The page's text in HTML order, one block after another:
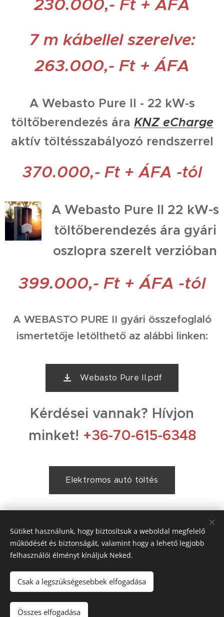
230.000,- Ft + ÁFA
7 m kábellel szerelve:
263.000,- Ft + ÁFA
A Webasto Pure II - 22 kW-s
töltőberendezés ára KNZ eCharge
aktív töltésszabályozó rendszerrel
370.000,- Ft + ÁFA -tól
A Webasto Pure II 22 kW-s
töltőberendezés ára gyári
oszlopra szerelt verzióban
399.000,- Ft + ÁFA -tól
A WEBASTO PURE II gyári összefoglaló
ismertetője letölthető az alábbi linken:
Webasto Pure II.pdf
Kérdései vannak? Hívjon
minket! +36-70-615-6348
Elektromos autó töltés
Töltés helyszínére szabott megoldások
KNZ Automotive divízió, Miskey Marketing Kft, 2146 Mogyoród,
Sütiket használunk, hogy biztosítsuk a weboldal megfelelő
működését és biztonságát, valamint hogy a lehető legjobb
felhasználói élményt kínáljuk Neked.
Csak a legszükségesebbek elfogadása
Összes elfogadása